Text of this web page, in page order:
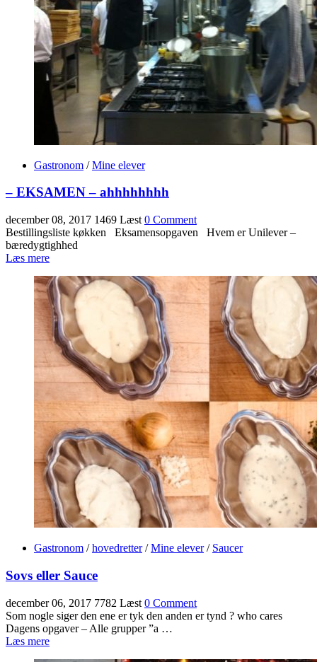
Gastronom /Mine elever
– EKSAMEN – ahhhhhhhh
december 08, 2017 1469 Læst 0 Comment
Bestillingsliste køkken Eksamensopgaven Hvem er Unilever –
bæredygtighhed
Læs mere
Gastronom /hovedretter/Mine elever/ Saucer
Sovs eller Sauce
december 06, 2017 7782 Læst 0 Comment
Som nogle siger den ene er tyk den anden er tynd ? who cares
Dagens opgaver – Alle grupper ”a …
Læs mere